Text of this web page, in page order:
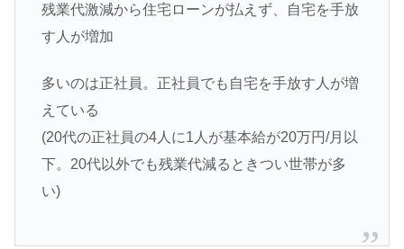
残業代激減から住宅ローンが払えず、自宅を手放
す人が増加
多いのは正社員。正社員でも自宅を手放す人が増
えている
(20代の正社員の4人に1人が基本給が20万円/月以
下。20代以外でも残業代減るときつい世帯が多
い)